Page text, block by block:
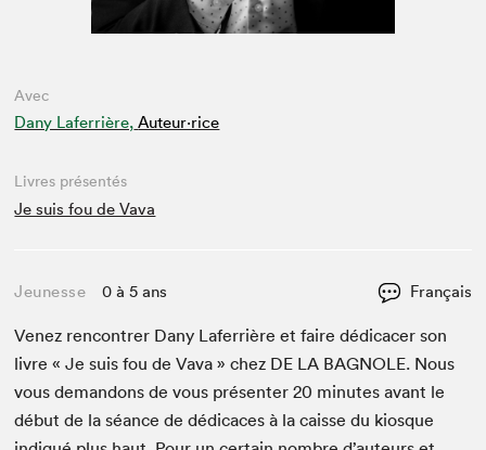
Avec
Dany Laferrière, Auteur·rice
Livres présentés
Je suis fou de Vava
Jeunesse 0 à 5 ans Français
Venez ren­con­tr­er Dany Lafer­rière et faire dédi­cac­er son
livre « Je suis fou de Vava » chez DE LA BAG­NOLE. Nous
vous deman­dons de vous présen­ter20 min­utes avant le
début de la séance de dédi­caces à la caisse du kiosque